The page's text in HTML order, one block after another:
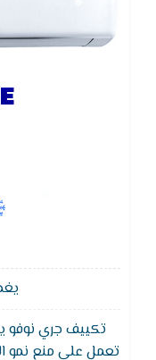
تكييف جري نوفو
تعمل على منع نمو